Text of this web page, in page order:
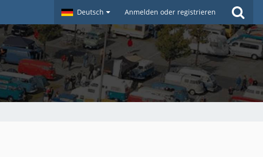
Deutsch Anmelden oder registrieren